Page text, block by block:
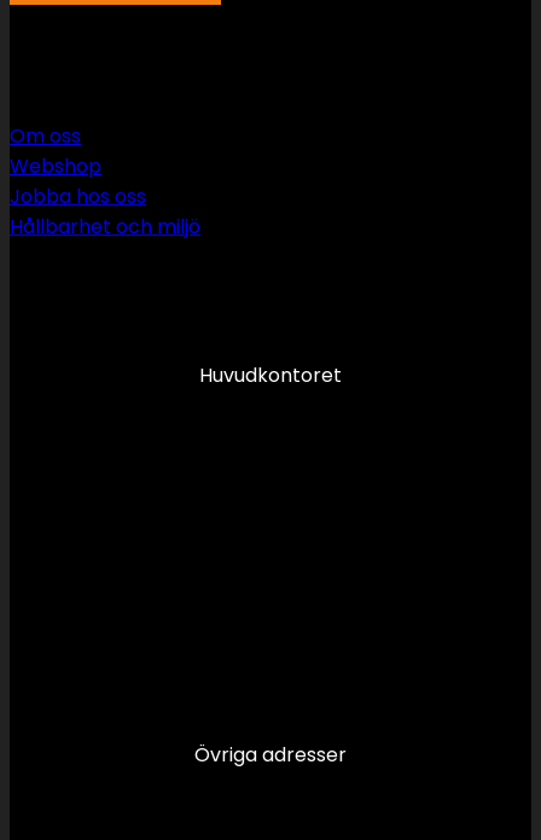
Om oss
Webshop
Jobba hos oss
Hållbarhet och miljö
Huvudkontoret
Övriga adresser